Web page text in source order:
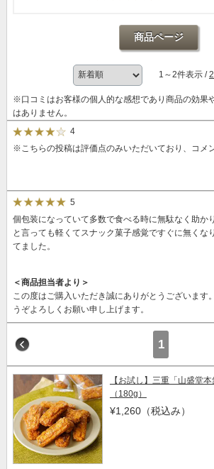
商品ページ
1～2件表示 /
※口コミはお客様の個人的な感想であり商品の効果
はありません。
4
※こちらの投稿は評価点のみいただいており、コメ
5
個包装になっていて多数で食べる時に無駄なく助
と言っても軽くてスナック菓子感覚ですぐに無くな
てました。
＜商品担当者より＞
この度はご購入いただき誠にありがとうございます
うぞよろしくお願い申し上げます。
1
【お試し】三重「山盛堂
（180g）
¥1,260（税込み）